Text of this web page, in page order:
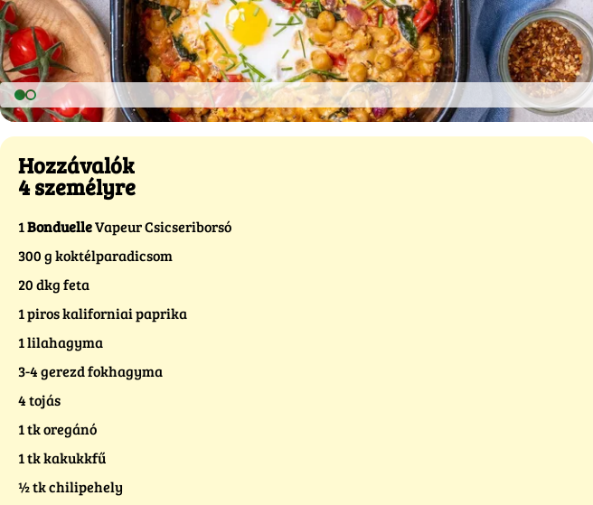
Hozzávalók
4 személyre
1BonduelleVapeur Csicseriborsó
300 g koktélparadicsom
20 dkg feta
1 piros kaliforniai paprika
1 lilahagyma
3-4 gerezd fokhagyma
4 tojás
1 tk oregánó
1 tk kakukkfű
½ tk chilipehely